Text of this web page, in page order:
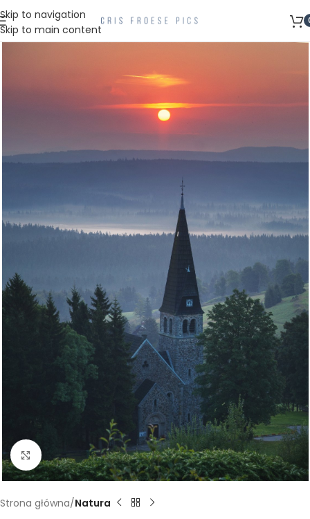
Skip to navigation
Skip to main content
Kliknij aby powiększyć
Strona główna Natura